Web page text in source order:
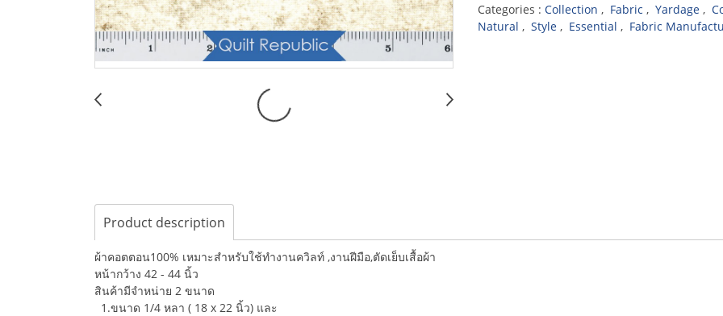
Categories : Collection , Fabric , Yardage ,
Natural , Style , Essential , Fabric
Product description
ผ้าคอตตอน100% เหมาะสำหรับใช้ทำงานควิลท์ ,งานฝีมือ,ตัดเย็บเสื้อผ้า
หน้ากว้าง 42 - 44 นิ้ว
สินค้ามีจำหน่าย 2 ขนาด
1.ขนาด 1/4 หลา ( 18 x 22 นิ้ว) และ